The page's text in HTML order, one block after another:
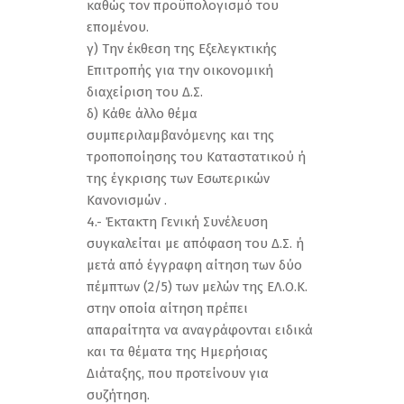
καθώς τον προϋπολογισμό του
επομένου.
γ) Την έκθεση της Εξελεγκτικής
Επιτροπής για την οικονομική
διαχείριση του Δ.Σ.
δ) Κάθε άλλο θέμα
συμπεριλαμβανόμενης και της
τροποποίησης του Καταστατικού ή
της έγκρισης των Εσωτερικών
Κανονισμών .
4.- Έκτακτη Γενική Συνέλευση
συγκαλείται με απόφαση του Δ.Σ. ή
μετά από έγγραφη αίτηση των δύο
πέμπτων (2/5) των μελών της ΕΛ.Ο.Κ.
στην οποία αίτηση πρέπει
απαραίτητα να αναγράφονται ειδικά
και τα θέματα της Ημερήσιας
Διάταξης, που προτείνουν για
συζήτηση.